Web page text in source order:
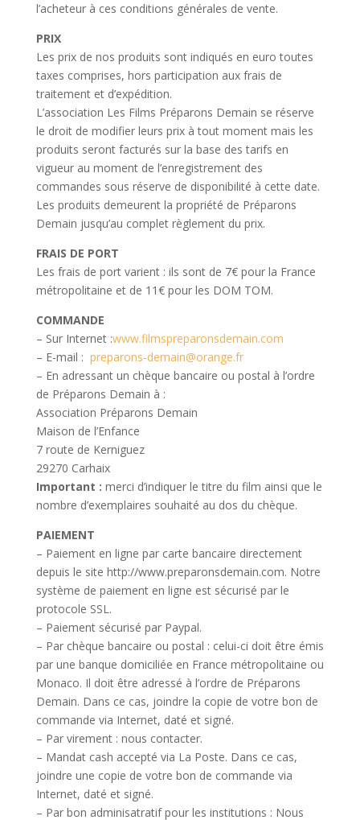
l’acheteur à ces conditions générales de vente.
PRIX
Les prix de nos produits sont indiqués en euro toutes
taxes comprises, hors participation aux frais de
traitement et d’expédition.
L’association Les Films Préparons Demain se réserve
le droit de modifier leurs prix à tout moment mais les
produits seront facturés sur la base des tarifs en
vigueur au moment de l’enregistrement des
commandes sous réserve de disponibilité à cette date.
Les produits demeurent la propriété de Préparons
Demain jusqu’au complet règlement du prix.
FRAIS DE PORT
Les frais de port varient : ils sont de 7€ pour la France
métropolitaine et de 11€ pour les DOM TOM.
COMMANDE
– Sur Internet :www.filmspreparonsdemain.com
– E-mail : preparons-demain@orange.fr
– En adressant un chèque bancaire ou postal à l’ordre
de Préparons Demain à :
Association Préparons Demain
Maison de l’Enfance
7 route de Kerniguez
29270 Carhaix
Important : merci d’indiquer le titre du film ainsi que le
nombre d’exemplaires souhaité au dos du chèque.
PAIEMENT
– Paiement en ligne par carte bancaire directement
depuis le site http://www.preparonsdemain.com. Notre
système de paiement en ligne est sécurisé par le
protocole SSL.
– Paiement sécurisé par Paypal.
– Par chèque bancaire ou postal : celui-ci doit être émis
par une banque domiciliée en France métropolitaine ou
Monaco. Il doit être adressé à l’ordre de Préparons
Demain. Dans ce cas, joindre la copie de votre bon de
commande via Internet, daté et signé.
– Par virement : nous contacter.
– Mandat cash accepté via La Poste. Dans ce cas,
joindre une copie de votre bon de commande via
Internet, daté et signé.
– Par bon adminisatratif pour les institutions : Nous